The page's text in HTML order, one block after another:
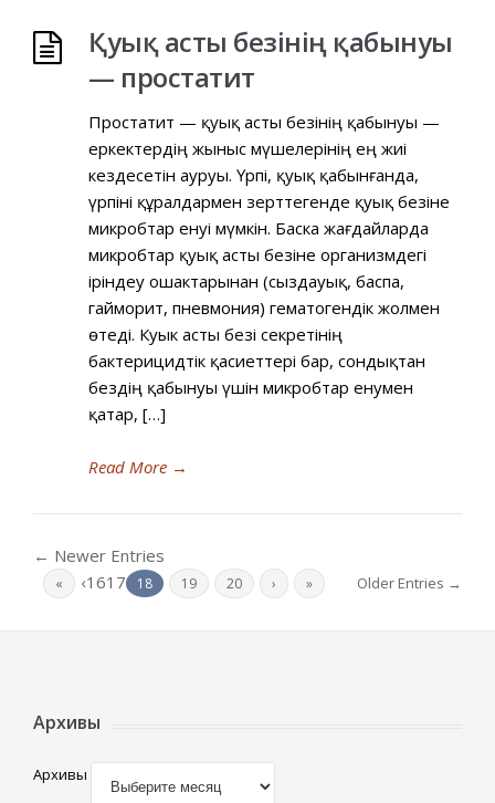
Қуық асты безінің қабынуы
— простатит
Простатит — қуық асты безінің қабынуы —
еркектердің жыныс мүшелерінің ең жиі
кездесетін ауруы. Үрпі, қуық қабынғанда,
үрпіні құралдармен зерттегенде қуық безіне
микробтар енуі мүмкін. Баска жағдайларда
микробтар қуық асты безіне организмдегі
іріндеу ошактарынан (сыздауық, баспа,
гайморит, пневмония) гематогендік жолмен
өтеді. Куык асты безі секретінің
бактерицидтік қасиеттері бар, сондықтан
бездің қабынуы үшін микробтар енумен
қатар, […]
Read More →
← Newer Entries
« ‹1617 18 19 20 › » Older Entries →
Архивы
Архивы